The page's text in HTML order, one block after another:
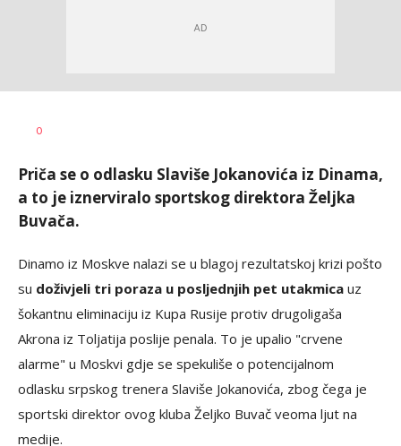
AUTOR
0
Priča se o odlasku Slaviše Jokanovića iz Dinama,
a to je iznerviralo sportskog direktora Željka
Buvača.
Dinamo iz Moskve nalazi se u blagoj rezultatskoj krizi pošto
su doživjeli tri poraza u posljednjih pet utakmica uz
šokantnu eliminaciju iz Kupa Rusije protiv drugoligaša
Akrona iz Toljatija poslije penala. To je upalio "crvene
alarme" u Moskvi gdje se spekuliše o potencijalnom
odlasku srpskog trenera Slaviše Jokanovića, zbog čega je
sportski direktor ovog kluba Željko Buvač veoma ljut na
medije.